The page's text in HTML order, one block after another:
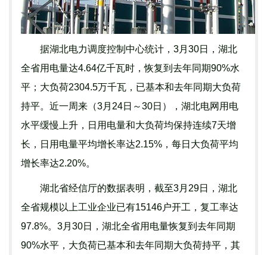
据湖北电力调度控制中心统计，3月30日，湖北
全省用电量达4.64亿千瓦时，恢复到去年同期90%水
平；大负荷2304.5万千瓦，已基本和去年同期大负荷
持平。近一周来（3月24日～30日），湖北电网用电
水平缓慢上升，日用电量和大负荷均保持连续7天增
长，日用电量平均增长率达2.15%，每日大负荷平均
增长率达2.20%。
湖北省经信厅的数据表明，截至3月29日，湖北
全省规模以上工业企业已有15146户开工，复工率达
97.8%。3月30日，湖北全省用电量恢复到去年同期
90%水平，大负荷已基本和去年同期大负荷持平，其